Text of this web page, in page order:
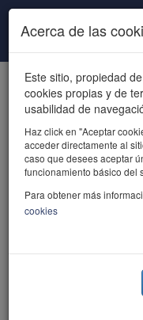
Pasar al contenido principal
Acerca de las
Este sitio, propiedad
cookies propias y de
usabilidad de
Haz click en "Aceptar
acceder directamente al
caso que desees aceptar
funcionamiento básico del
Para obtener más
cookies